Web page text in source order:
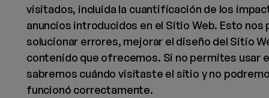
visitados, incluida la cuantificación de los
anuncios introducidos en el Sitio Web. Esto
solucionar errores, mejorar el diseño del Sitio
contenido que ofrecemos. Si no permites usar
sabremos cuándo visitaste el sitio y no
funcionó correctamente.